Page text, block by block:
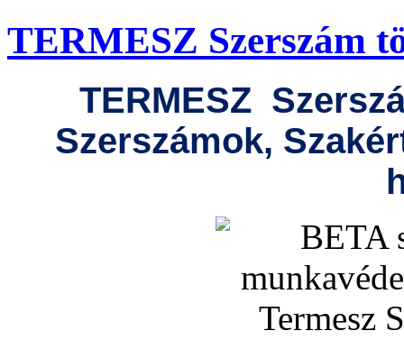
TERMESZ Szerszám
TERMESZ
Szerszámok,